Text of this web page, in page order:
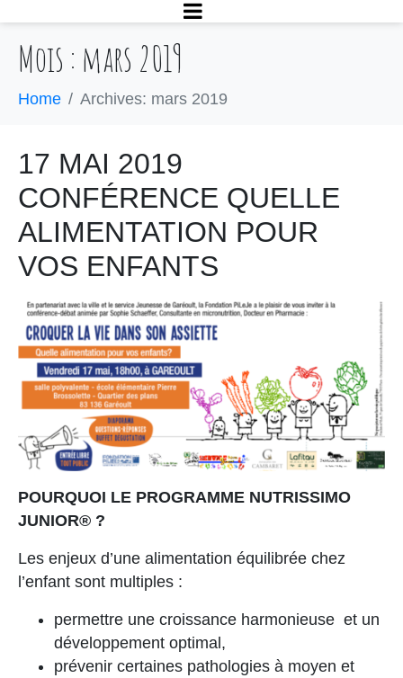
Mois : mars 2019
Home Archives: mars 2019
17 MAI 2019
CONFÉRENCE QUELLE
ALIMENTATION POUR
VOS ENFANTS
POURQUOI LE PROGRAMME NUTRISSIMO
JUNIOR® ?
Les enjeux d’une alimentation équilibrée chez
l’enfant sont multiples :
permettre une croissance harmonieuse et un
développement optimal,
prévenir certaines pathologies à moyen et